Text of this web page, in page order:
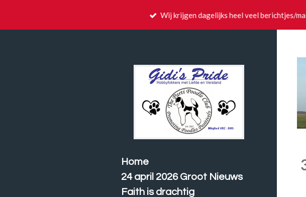
naar
Wij krijgen dagelijks heel veel berichtjes/
Home
24 april 2026 Groot Nieuws
Faith is drachtig